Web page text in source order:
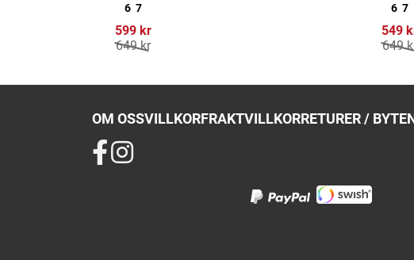
6 7
599 kr
649 kr
6 7
549
649
OM OSSVILLKORFRAKTVILLKORRETURER /